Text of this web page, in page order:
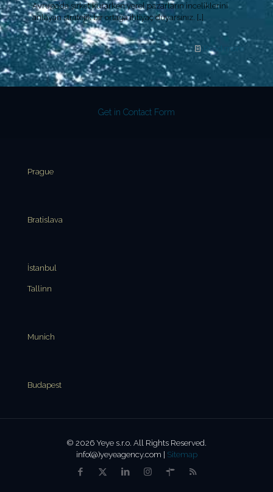
Avrupa’da şirket kurarken yerel pazarların inceliklerini
anlayan stratejik bir ortağa ihtiyaç duyarsınız. […]
Read more
Get in Contact Form
Prague
Bratislava
İstanbul
Tallinn
Munich
Budapest
© 2026 Yeye s.r.o. All Rights Reserved.
info(@)yeyeagency.com | Sitemap